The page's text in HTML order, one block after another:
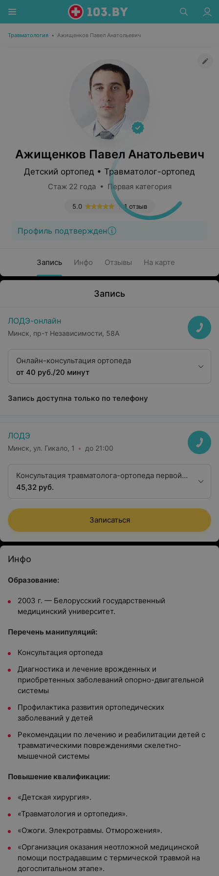
Травматология • Ажищенков Павел Анатольевич
Ажищенков Павел Анатольевич
Детский ортопед • Травматолог-ортопед
Стаж 22 года • Первая категория
1 отзыв
5.0
Профиль подтвержден
Запись Инфо Отзывы На карте
Запись
ЛОДЭ-онлайн
Минск, пр-т Независимости, 58А
Онлайн-консультация ортопеда
от 40 руб./20 минут
Запись доступна только по телефону
ЛОДЭ
Минск, ул. Гикало, 1 до 21:00
Консультация травматолога-ортопеда первой
квалификационной категории
45,32 руб.
Записаться
Инфо
Образование:
2003 г. — Белорусский государственный
медицинский университет.
Перечень манипуляций:
Консультация ортопеда
Диагностика и лечение врожденных и
приобретенных заболеваний опорно-двигательной
системы
Профилактика развития ортопедических
заболеваний у детей
Рекомендации по лечению и реабилитации детей с
травматическими повреждениями скелетно-
мышечной системы
Повышение квалификации:
«Детская хирургия».
«Травматология и ортопедия».
«Ожоги. Элекротравмы. Отморожения».
«Организация оказания неотложной медицинской
помощи пострадавшим с термической травмой на
догоспитальном этапе».